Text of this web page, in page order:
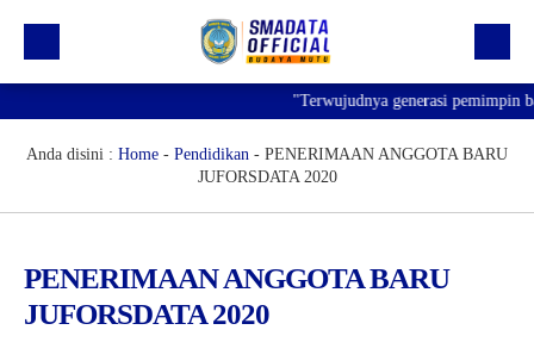
Profil
Informasi
"Terwujudnya generasi pemimpin
Anda disini : Home - Pendidikan - PENERIMAAN ANGGOTA BARU
JUFORSDATA 2020
PENERIMAAN ANGGOTA BARU
JUFORSDATA 2020